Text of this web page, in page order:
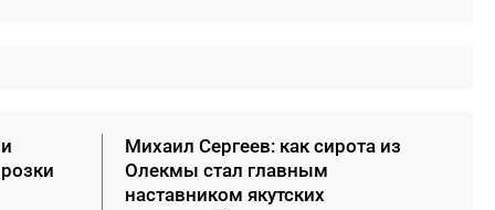
Михаил Сергеев: как сирота из
Олекмы стал главным
наставником якутских